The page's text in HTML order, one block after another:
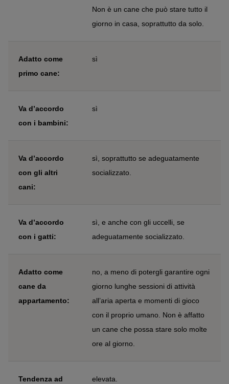
Non è un cane che può stare tutto il
giorno in casa, soprattutto da solo.
Adatto come
primo cane:
sì
Va d’accordo
con i bambini:
sì
Va d’accordo
con gli altri
cani:
sì, soprattutto se adeguatamente
socializzato.
Va d’accordo
con i gatti:
sì, e anche con gli uccelli, se
adeguatamente socializzato.
Adatto come
cane da
appartamento:
no, a meno di potergli garantire ogni
giorno lunghe sessioni di attività
all’aria aperta e momenti di gioco
con il proprio umano. Non è affatto
un cane che possa stare solo molte
ore al giorno.
Tendenza ad
elevata.